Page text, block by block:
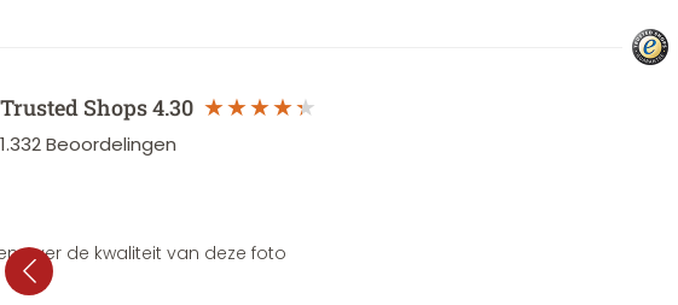
Trusted Shops4.30
1.332Beoordelingen
over de kwaliteit van deze foto